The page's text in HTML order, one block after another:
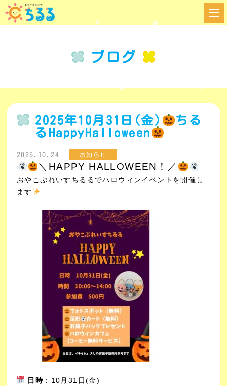
ブログ
2025年10月31日(金)
ちる
るHappyHalloween
2025.10.24 お知らせ
＼HAPPY HALLOWEEN！／
おやこぷれいすちるるでハロウィンイベントを開催し
ます
日時 ：10月31日(金)